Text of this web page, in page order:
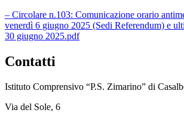
– Circolare n.103: Comunicazione orario
venerdì 6 giugno 2025 (Sedi Referendum) e
30 giugno 2025.pdf
Contatti
Istituto Comprensivo “P.S. Zimarino” di
Via del Sole, 6